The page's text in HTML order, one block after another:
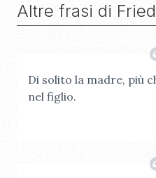
Altre frasi di
Di solito la madre, più
nel figlio.